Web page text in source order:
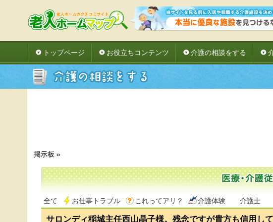
トップページ
お役立ちコンテンツ 介護の相談をする
掲示板 »
全て お仕事トラブル これってアリ？ 介護体験 介護士
サロンディ稲城主任西山晶子様。残念ですが貴方も信用して